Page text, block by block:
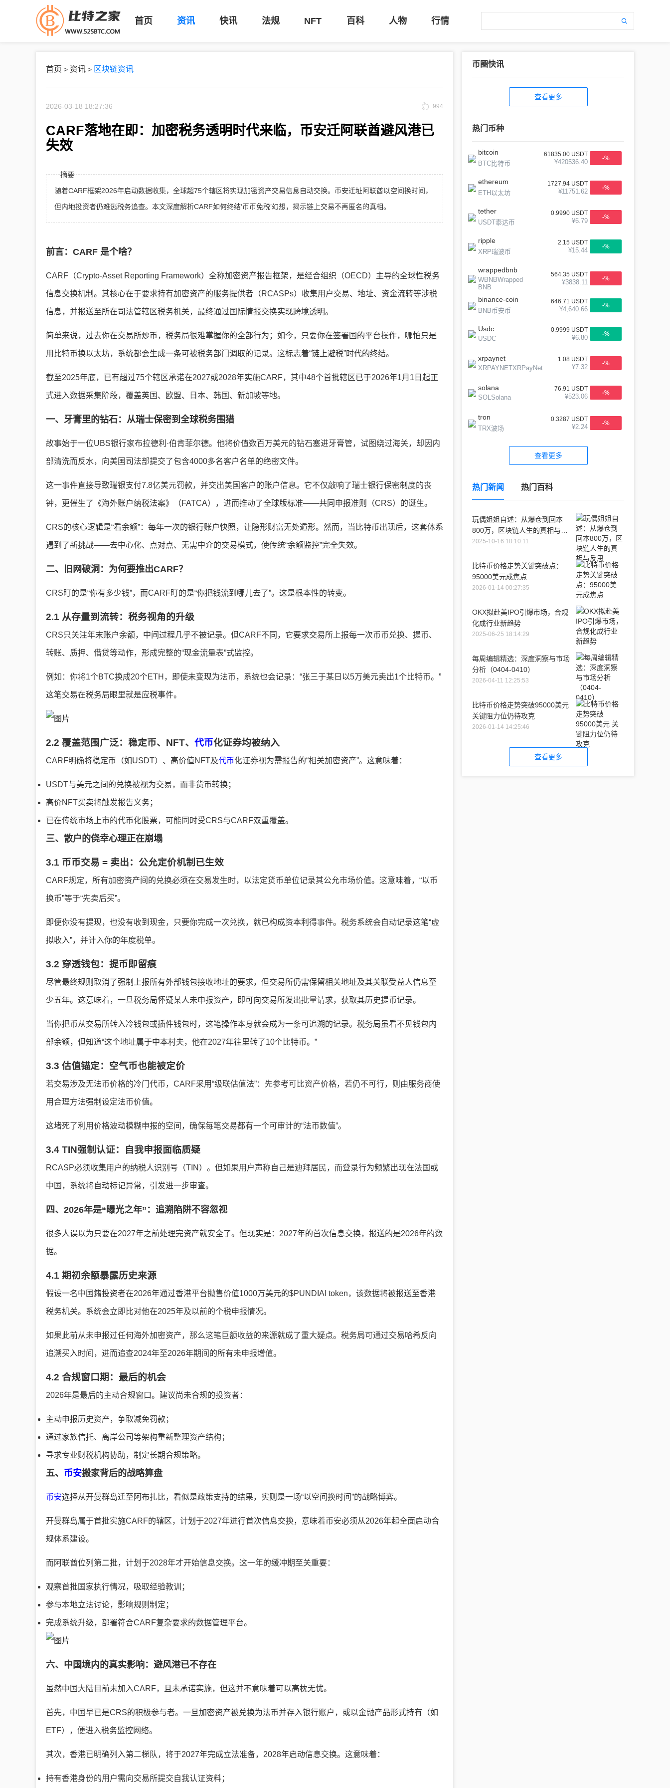
首页 资讯 快讯 法规 NFT 百科 人物 行情
首页 > 资讯 > 区块链资讯
2026-03-18 18:27:36 994
CARF落地在即：加密税务透明时代来临，币安迁阿联酋避风港已
失效
摘要
随着CARF框架2026年启动数据收集，全球超75个辖区将实现加密资产交易信息自动交换。币安迁址阿联酋以空间换时间，
但内地投资者仍难逃税务追查。本文深度解析CARF如何终结‘币币免税’幻想，揭示链上交易不再匿名的真相。
前言：CARF 是个啥？
CARF（Crypto-Asset Reporting Framework）全称加密资产报告框架，是经合组织（OECD）主导的全球性税务
信息交换机制。其核心在于要求持有加密资产的服务提供者（RCASPs）收集用户交易、地址、资金流转等涉税
信息，并报送至所在司法管辖区税务机关，最终通过国际情报交换实现跨境透明。
简单来说，过去你在交易所炒币，税务局很难掌握你的全部行为；如今，只要你在签署国的平台操作，哪怕只是
用比特币换以太坊，系统都会生成一条可被税务部门调取的记录。这标志着“链上避税”时代的终结。
截至2025年底，已有超过75个辖区承诺在2027或2028年实施CARF，其中48个首批辖区已于2026年1月1日起正
式进入数据采集阶段，覆盖英国、欧盟、日本、韩国、新加坡等地。
一、牙膏里的钻石：从瑞士保密到全球税务围猎
故事始于一位UBS银行家布拉德利·伯肯菲尔德。他将价值数百万美元的钻石塞进牙膏管，试图绕过海关，却因内
部清洗而反水，向美国司法部提交了包含4000多名客户名单的绝密文件。
这一事件直接导致瑞银支付7.8亿美元罚款，并交出美国客户的账户信息。它不仅敲响了瑞士银行保密制度的丧
钟，更催生了《海外账户纳税法案》（FATCA），进而推动了全球版标准——共同申报准则（CRS）的诞生。
CRS的核心逻辑是“看余额”：每年一次的银行账户快照，让隐形财富无处遁形。然而，当比特币出现后，这套体系
遇到了新挑战——去中心化、点对点、无需中介的交易模式，使传统“余额监控”完全失效。
二、旧网破洞：为何要推出CARF？
CRS盯的是“你有多少钱”，而CARF盯的是“你把钱流到哪儿去了”。这是根本性的转变。
2.1 从存量到流转：税务视角的升级
CRS只关注年末账户余额，中间过程几乎不被记录。但CARF不同，它要求交易所上报每一次币币兑换、提币、
转账、质押、借贷等动作，形成完整的“现金流量表”式监控。
例如：你将1个BTC换成20个ETH，即使未变现为法币，系统也会记录：“张三于某日以5万美元卖出1个比特币。”
这笔交易在税务局眼里就是应税事件。
2.2 覆盖范围广泛：稳定币、NFT、 代币化证券均被纳入
CARF明确将稳定币（如USDT）、高价值NFT及代币化证券视为需报告的“相关加密资产”。这意味着：
USDT与美元之间的兑换被视为交易，而非货币转换；
高价NFT买卖将触发报告义务；
已在传统市场上市的代币化股票，可能同时受CRS与CARF双重覆盖。
三、散户的侥幸心理正在崩塌
3.1 币币交易 = 卖出：公允定价机制已生效
CARF规定，所有加密资产间的兑换必须在交易发生时，以法定货币单位记录其公允市场价值。这意味着，“以币
换币”等于“先卖后买”。
即便你没有提现，也没有收到现金，只要你完成一次兑换，就已构成资本利得事件。税务系统会自动记录这笔“虚
拟收入”，并计入你的年度税单。
3.2 穿透钱包：提币即留痕
尽管最终规则取消了强制上报所有外部钱包接收地址的要求，但交易所仍需保留相关地址及其关联受益人信息至
少五年。这意味着，一旦税务局怀疑某人未申报资产，即可向交易所发出批量请求，获取其历史提币记录。
当你把币从交易所转入冷钱包或插件钱包时，这笔操作本身就会成为一条可追溯的记录。税务局虽看不见钱包内
部余额，但知道“这个地址属于中本村夫，他在2027年往里转了10个比特币。”
3.3 估值锚定：空气币也能被定价
若交易涉及无法币价格的冷门代币，CARF采用“级联估值法”：先参考可比资产价格，若仍不可行，则由服务商使
用合理方法强制设定法币价值。
这堵死了利用价格波动模糊申报的空间，确保每笔交易都有一个可审计的“法币数值”。
3.4 TIN强制认证：自我申报面临质疑
RCASP必须收集用户的纳税人识别号（TIN）。但如果用户声称自己是迪拜居民，而登录行为频繁出现在法国或
中国，系统将自动标记异常，引发进一步审查。
四、2026年是“曝光之年”：追溯陷阱不容忽视
很多人误以为只要在2027年之前处理完资产就安全了。但现实是：2027年的首次信息交换，报送的是2026年的数
据。
4.1 期初余额暴露历史来源
假设一名中国籍投资者在2026年通过香港平台抛售价值1000万美元的$PUNDIAI token，该数据将被报送至香港
税务机关。系统会立即比对他在2025年及以前的个税申报情况。
如果此前从未申报过任何海外加密资产，那么这笔巨额收益的来源就成了重大疑点。税务局可通过交易哈希反向
追溯买入时间，进而追查2024年至2026年期间的所有未申报增值。
4.2 合规窗口期：最后的机会
2026年是最后的主动合规窗口。建议尚未合规的投资者：
主动申报历史资产，争取减免罚款；
通过家族信托、离岸公司等架构重新整理资产结构；
寻求专业财税机构协助，制定长期合规策略。
五、 币安搬家背后的战略算盘
币安选择从开曼群岛迁至阿布扎比，看似是政策支持的结果，实则是一场“以空间换时间”的战略博弈。
开曼群岛属于首批实施CARF的辖区，计划于2027年进行首次信息交换，意味着币安必须从2026年起全面启动合
规体系建设。
而阿联酋位列第二批，计划于2028年才开始信息交换。这一年的缓冲期至关重要：
观察首批国家执行情况，吸取经验教训；
参与本地立法讨论，影响规则制定；
完成系统升级，部署符合CARF复杂要求的数据管理平台。
六、中国境内的真实影响：避风港已不存在
虽然中国大陆目前未加入CARF，且未承诺实施，但这并不意味着可以高枕无忧。
首先，中国早已是CRS的积极参与者。一旦加密资产被兑换为法币并存入银行账户，或以金融产品形式持有（如
ETF），便进入税务监控网络。
其次，香港已明确列入第二梯队，将于2027年完成立法准备，2028年启动信息交换。这意味着：
持有香港身份的用户需向交易所提交自我认证资料；
币圈快讯
查看更多
热门币种
bitcoin
BTC比特币
61835.00 USDT
¥420536.40 -%
ethereum
ETH以太坊
1727.94 USDT
¥11751.62 -%
tether
USDT泰达币
0.9990 USDT
¥6.79 -%
ripple
XRP瑞波币
2.15 USDT
¥15.44 -%
wrappedbnb
WBNBWrapped
BNB
564.35 USDT
¥3838.11 -%
binance-coin
BNB币安币
646.71 USDT
¥4,640.66 -%
Usdc
USDC
0.9999 USDT
¥6.80 -%
xrpaynet
XRPAYNETXRPayNet
1.08 USDT
¥7.32 -%
solana
SOLSolana
76.91 USDT
¥523.06 -%
tron
TRX波场
0.3287 USDT
¥2.24 -%
查看更多
热门新闻 热门百科
玩偶姐姐自述：从爆仓到回本
800万，区块链人生的真相与反
思
2025-10-16 10:10:11
比特币价格走势关键突破点：
95000美元成焦点
2026-01-14 00:27:35
OKX拟赴美IPO引爆市场，合规
化成行业新趋势
2025-06-25 18:14:29
每周编辑精选：深度洞察与市场
分析（0404-0410）
2026-04-11 12:25:53
比特币价格走势突破95000美元
关键阻力位仍待攻克
2026-01-14 14:25:46
查看更多